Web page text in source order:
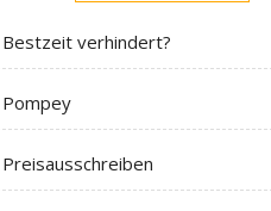
Bestzeit verhindert?
Pompey
Preisausschreiben